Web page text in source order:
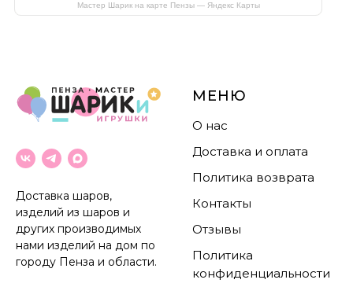
Мастер Шарик на карте Пензы — Яндекс Карты
Доставка шаров,
изделий из шаров и
других производимых
нами изделий на дом по
городу Пенза и области.
МЕНЮ
О нас
Доставка и оплата
Политика возврата
Контакты
Отзывы
Политика
конфиденциальности